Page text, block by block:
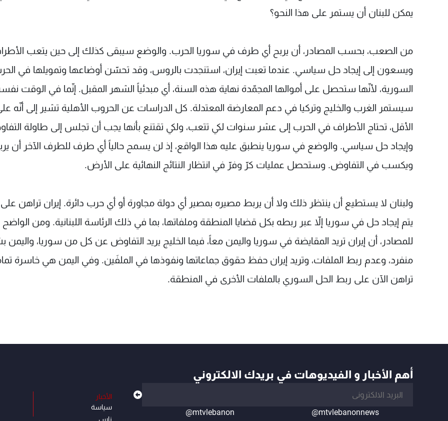
يمكن للبنان أن يستمر على هذا النحو؟
من الصعب، بحسب المصادر، أن يربح أي طرف في سوريا الحرب. والوضع سيبقى كذلك إلى حين يتعب
ويسعون إلى إيجاد حل سياسي. عندما تعبت إيران، استنجدت بالروس، وقد تحسّن أوضاعها وتمويلها في
السورية، لأنّها ستحصل على أموالها المجمّدة نهاية هذه السنة، أي مبدئياً الشهر المقبل. إنّما في الوقت
سيستمر الغرب والخليج وتركيا في دعم المعارضة المعتدلة. كل الدراسات عن الحروب الأهلية تشير إلى أنّه
الأقل، تحتاج الأطراف في الحرب إلى عشر سنوات لكي تتعب، ولكي تقتنع بأنها يجب أن تجلس إلى طاولة
وإيجاد حل سياسي. والوضع في سوريا ينطبق عليه هذا الواقع، إذ لن يسمح حالياً أي طرف للطرف الآخر أن
ويكسب في التفاوض. وستحصل عمليات كرّ وفرّ في انتظار النتائج النهائية على الأرض.
ولبنان لا يستطيع أن ينتظر ذلك ولا أن يربط مصيره بمصير أي دولة مجاورة أو أي حرب دائرة. إيران تراهن
يتم إيجاد حل في سوريا إلاّ عبر ربطه بكل قضايا المنطقة وملفاتها، بما في ذلك الرئاسة اللبنانية. ومن
للمصادر، أن إيران تريد المقايضة في سوريا واليمن معاً، فيما الخليج يريد التفاوض عن كل من سوريا،
منفرد، وعدم ربط الملفات، وتريد إيران حفظ حقوق جماعاتها ونفوذها في الملفَين. وفي اليمن هي خاسرة
تراهن الآن على ربط الحل السوري بالملفات الأخرى في المنطقة.
أهم الأخبار و الفيديوهات في بريدك الالكتروني
@mtvlebanonnews
@mtvlebanon
الأخبار
سياسة
ناس